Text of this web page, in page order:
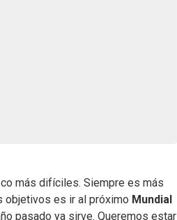
más difíciles. Siempre es más
objetivos es ir al próximo Mundial
pasado ya sirve. Queremos estar